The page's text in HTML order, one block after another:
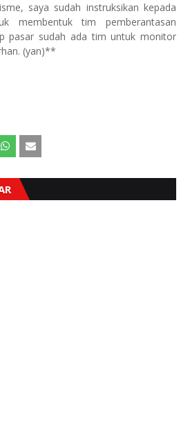
saya sudah instruksikan kepada
membentuk tim pemberantasan
pasar sudah ada tim untuk monitor
(yan)**